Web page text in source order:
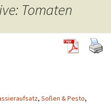
Tomaten
, Soßen & Pesto,